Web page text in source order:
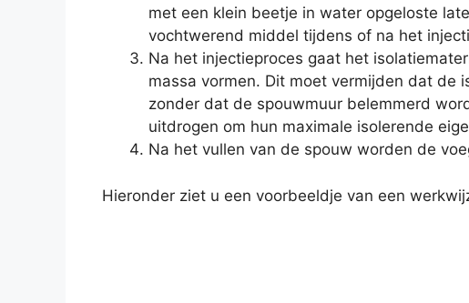
met een klein beetje in water opgeloste
vochtwerend middel tijdens of na het
Na het injectieproces gaat het
massa vormen. Dit moet vermijden dat de
zonder dat de spouwmuur belemmerd
uitdrogen om hun maximale isolerende
Na het vullen van de spouw worden de
Hieronder ziet u een voorbeeldje van een